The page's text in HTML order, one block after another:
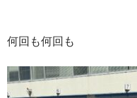
何回も何回も